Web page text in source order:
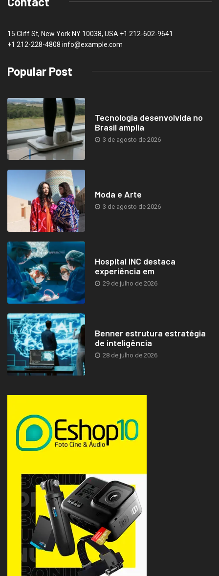
15 Cliff St, New York NY 10038, USA +1 212-602-9641
+1 212-228-4808 info@example.com
Popular Post
Tecnologia desenvolvida no
Brasil amplia
3 de agosto de 2026
Moda e Arte
3 de agosto de 2026
Hospital INC destaca
experiência em
29 de julho de 2026
Benner estrutura estratégia
de inteligência
28 de julho de 2026